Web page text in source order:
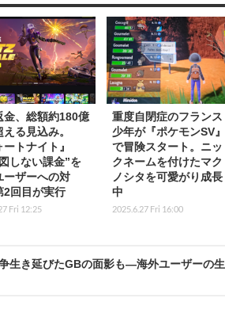
金、総額約180億
える見込み。
ートナイト』
しない課金”を
ーザーへの対
2回目が実行
Fri 12:25
重度自閉症のフランス
少年が『ポケモンSV』
で冒険スタート。ニッ
クネームを付けたマク
ノシタを可愛がり成長
中
2025.6.27 Fri 16:00
生き延びたGBの面影も―海外ユーザーの生